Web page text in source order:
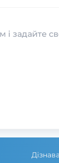
задайте